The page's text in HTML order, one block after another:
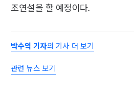
조연설을 할 예정이다.
박수익 기자의 기사 더 보기
관련 뉴스 보기